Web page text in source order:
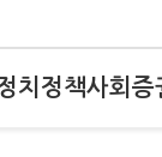
치 정책사회 증